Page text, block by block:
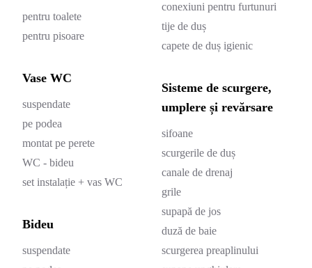
pentru toalete
pentru pisoare
Vase WC
suspendate
pe podea
montat pe perete
WC - bideu
set instalație + vas WC
Bideu
suspendate
conexiuni pentru furtunuri
tije de duș
capete de duș igienic
Sisteme de scurgere,
umplere și revărsare
sifoane
scurgerile de duș
canale de drenaj
grile
supapă de jos
duză de baie
scurgerea preaplinului